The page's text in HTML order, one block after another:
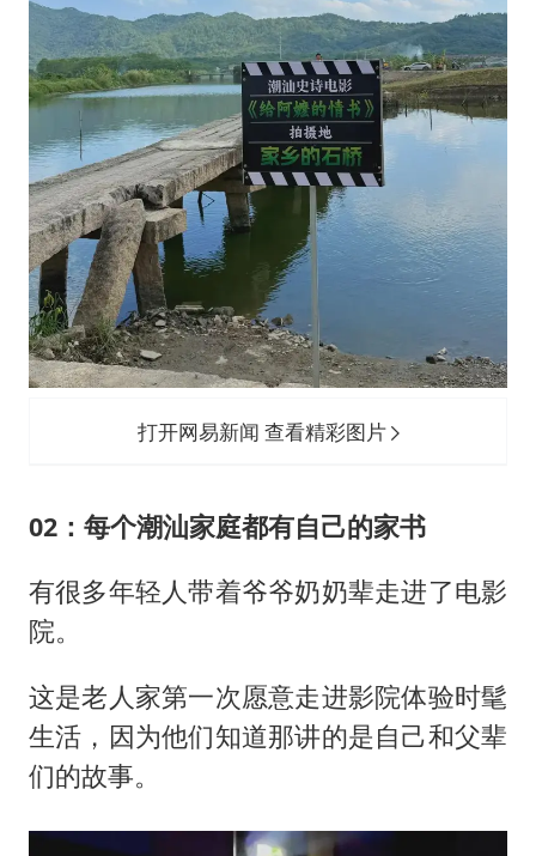
打开网易新闻 查看精彩图片
02：每个潮汕家庭都有自己的家书
有很多年轻人带着爷爷奶奶辈走进了电影
院。
这是老人家第一次愿意走进影院体验时髦
生活，因为他们知道那讲的是自己和父辈
们的故事。